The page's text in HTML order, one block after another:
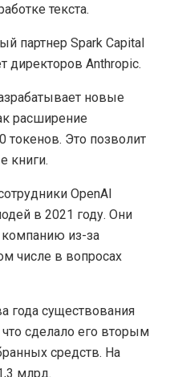
текста.
партнер Spark Capital
директоров Anthropic.
новые
расширение
токенов. Это позволит
книги.
OpenAI
в 2021 году. Они
компанию из-за
числе в вопросах
года существования
сделало его вторым
средств. На
млрд.